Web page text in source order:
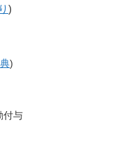
)
)
付与